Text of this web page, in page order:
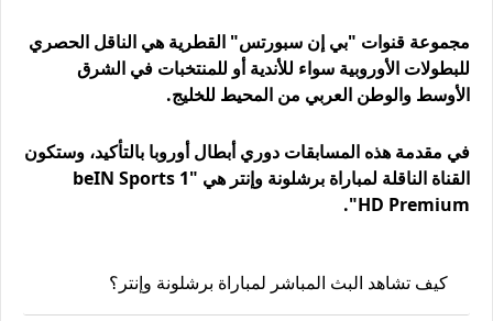
مجموعة قنوات "بي إن سبورتس" القطرية هي الناقل الحصري
للبطولات الأوروبية سواء للأندية أو للمنتخبات في الشرق
الأوسط والوطن العربي من المحيط للخليج.
في مقدمة هذه المسابقات دوري أبطال أوروبا بالتأكيد، وستكون
القناة الناقلة لمباراة برشلونة وإنتر هي "beIN Sports 1
HD Premium".
كيف تشاهد البث المباشر لمباراة برشلونة وإنتر؟